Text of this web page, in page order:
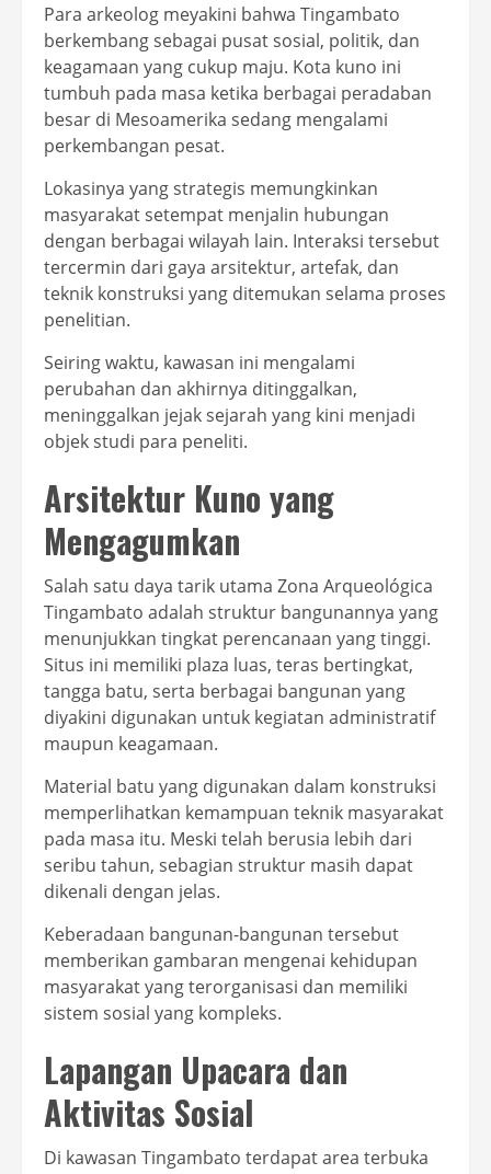
Para arkeolog meyakini bahwa Tingambato
berkembang sebagai pusat sosial, politik, dan
keagamaan yang cukup maju. Kota kuno ini
tumbuh pada masa ketika berbagai peradaban
besar di Mesoamerika sedang mengalami
perkembangan pesat.
Lokasinya yang strategis memungkinkan
masyarakat setempat menjalin hubungan
dengan berbagai wilayah lain. Interaksi tersebut
tercermin dari gaya arsitektur, artefak, dan
teknik konstruksi yang ditemukan selama proses
penelitian.
Seiring waktu, kawasan ini mengalami
perubahan dan akhirnya ditinggalkan,
meninggalkan jejak sejarah yang kini menjadi
objek studi para peneliti.
Arsitektur Kuno yang
Mengagumkan
Salah satu daya tarik utama Zona Arqueológica
Tingambato adalah struktur bangunannya yang
menunjukkan tingkat perencanaan yang tinggi.
Situs ini memiliki plaza luas, teras bertingkat,
tangga batu, serta berbagai bangunan yang
diyakini digunakan untuk kegiatan administratif
maupun keagamaan.
Material batu yang digunakan dalam konstruksi
memperlihatkan kemampuan teknik masyarakat
pada masa itu. Meski telah berusia lebih dari
seribu tahun, sebagian struktur masih dapat
dikenali dengan jelas.
Keberadaan bangunan-bangunan tersebut
memberikan gambaran mengenai kehidupan
masyarakat yang terorganisasi dan memiliki
sistem sosial yang kompleks.
Lapangan Upacara dan
Aktivitas Sosial
Di kawasan Tingambato terdapat area terbuka